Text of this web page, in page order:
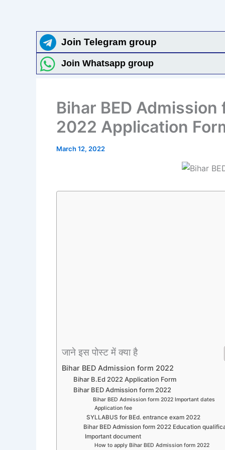
Join Telegram group
Join Whatsapp group
Bihar BED
2022 Application
March 12, 2022
जाने इस पोस्ट में क्या है
Bihar BED Admission form 2022
Bihar B.Ed 2022 Application Form
Bihar BED Admission form 2022
Bihar BED Admission form 2022 Important dates
Application fee
SYLLABUS for BEd. entrance exam 2022
Bihar BED Admission form 2022 Education
Important document
How to apply Bihar BED Admission form 2022